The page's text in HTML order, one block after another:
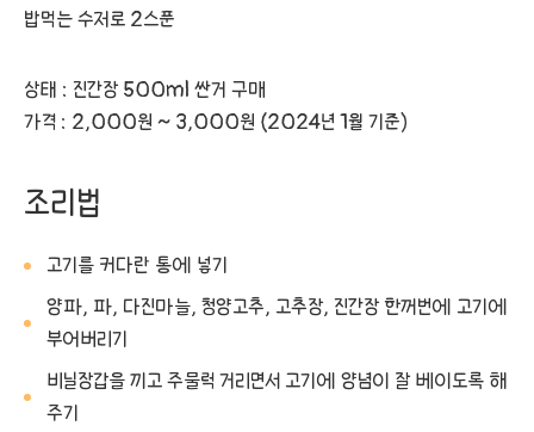
밥먹는 수저로 2스푼
상태 : 진간장 500ml 싼거 구매
가격 : 2,000원 ~ 3,000원 (2024년 1월 기준)
조리법
고기를 커다란 통에 넣기
양파, 파, 다진마늘, 청양고추, 고추장, 진간장 한꺼번에 고기에
부어버리기
비닐장갑을 끼고 주물럭 거리면서 고기에 양념이 잘 베이도록 해
주기